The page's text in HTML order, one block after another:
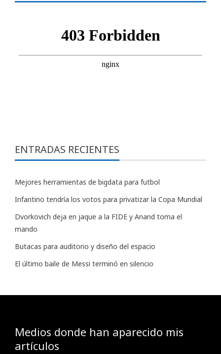
ENTRADAS RECIENTES
Mejores herramientas de bigdata para futbol
Infantino tendría los votos para privatizar la Copa Mundial
Dvorkovich deja en jaque a la FIDE y Anand toma el
mando
Butacas para auditorio y diseño del espacio
El último baile de Messi terminó en silencio
Medios donde han aparecido mis
artículos